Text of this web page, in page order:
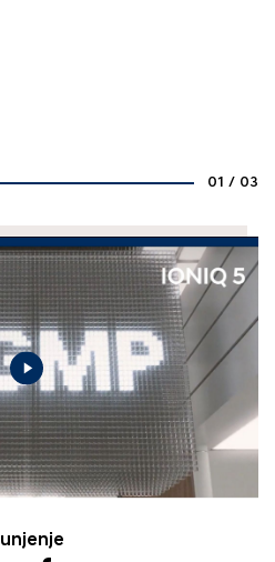
01 / 03